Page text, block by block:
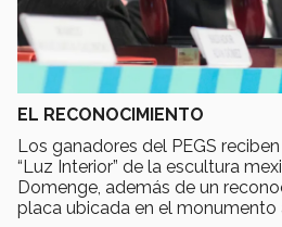
EL RECONOCIMIENTO
Los ganadores del PEGS
“Luz Interior” de la escultura
Domenge, además de un
placa ubicada en el monumento